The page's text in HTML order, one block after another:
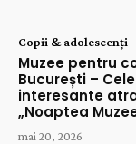
Copii & adolescenți
Muzee pentru
București –
interesante
„Noaptea
mai 20, 2026